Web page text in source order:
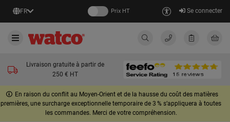
FR Prix HT Se connecter
Livraison gratuite à partir de
250 € HT
En raison du conflit au Moyen-Orient et de la hausse du coût des matières
premières, une surcharge exceptionnelle temporaire de 3 % s’appliquera à toutes
les commandes. Merci de votre compréhension.